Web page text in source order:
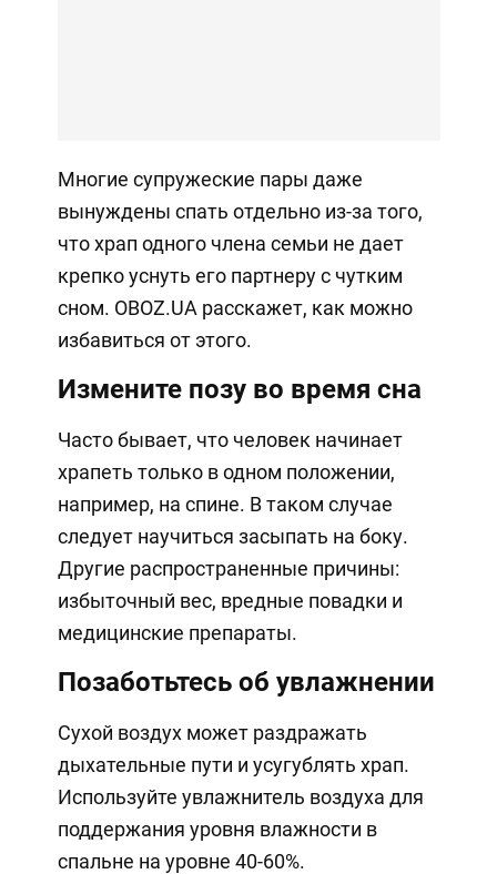
Многие супружеские пары даже
вынуждены спать отдельно из-за того,
что храп одного члена семьи не дает
крепко уснуть его партнеру с чутким
сном. OBOZ.UA расскажет, как можно
избавиться от этого.
Измените позу во время сна
Часто бывает, что человек начинает
храпеть только в одном положении,
например, на спине. В таком случае
следует научиться засыпать на боку.
Другие распространенные причины:
избыточный вес, вредные повадки и
медицинские препараты.
Позаботьтесь об увлажнении
Сухой воздух может раздражать
дыхательные пути и усугублять храп.
Используйте увлажнитель воздуха для
поддержания уровня влажности в
спальне на уровне 40-60%.